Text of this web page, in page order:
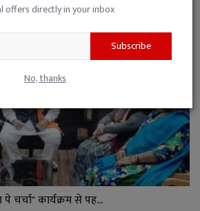
offers directly in your inbox
Subscribe
No, thanks
पे चर्चा" कार्यक्रम से पह...